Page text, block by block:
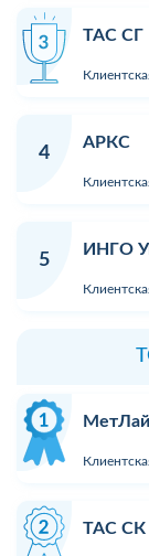
ТАС СГ
4
АРКС
5
ИНГО
ТАС СК